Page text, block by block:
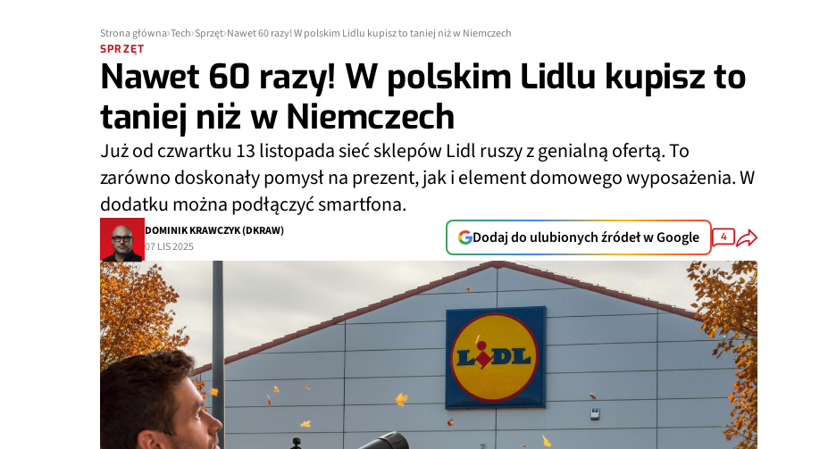
Strona główna Tech Sprzęt Nawet 60 razy! W polskim Lidlu kupisz to taniej niż w Niemczech
SPRZĘT
Nawet 60 razy! W polskim Lidlu kupisz to
taniej niż w Niemczech
Już od czwartku 13 listopada sieć sklepów Lidl ruszy z genialną ofertą. To
zarówno doskonały pomysł na prezent, jak i element domowego wyposażenia. W
dodatku można podłączyć smartfona.
DOMINIK KRAWCZYK (DKRAW)
07 LIS 2025
Dodaj do ulubionych źródeł w Google 4